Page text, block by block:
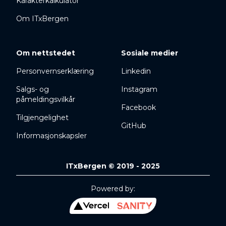
Om ITxBergen
Om nettstedet
Personvernserklæring
Salgs- og
påmeldingsvilkår
Tilgjengelighet
Informasjonskapsler
Sosiale medier
Linkedin
Instagram
Facebook
GitHub
ITxBergen © 2019 - 2025
Powered by: